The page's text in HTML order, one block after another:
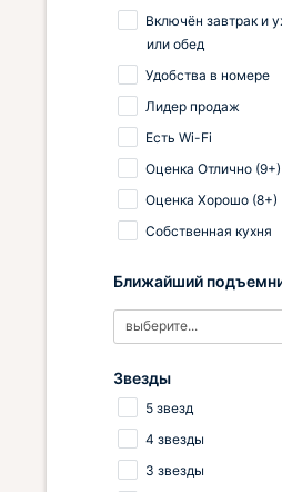
Включён завтрак и
или обед
Удобства в номере
Лидер продаж
Есть Wi-Fi
Оценка Отлично (9+)
Оценка Хорошо (8+)
Собственная кухня
Ближайший
выберите...
Звезды
5 звезд
4 звезды
3 звезды